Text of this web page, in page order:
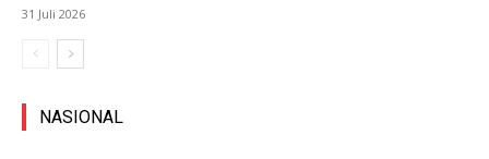
31 Juli 2026
NASIONAL